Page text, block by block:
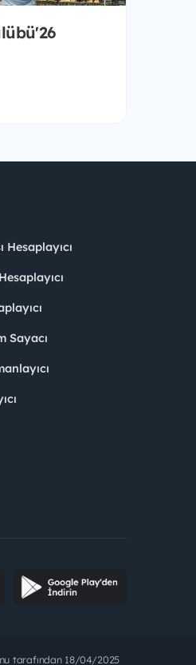
Hesaplayıcı
Sayacı
tarafından 18/04/2025